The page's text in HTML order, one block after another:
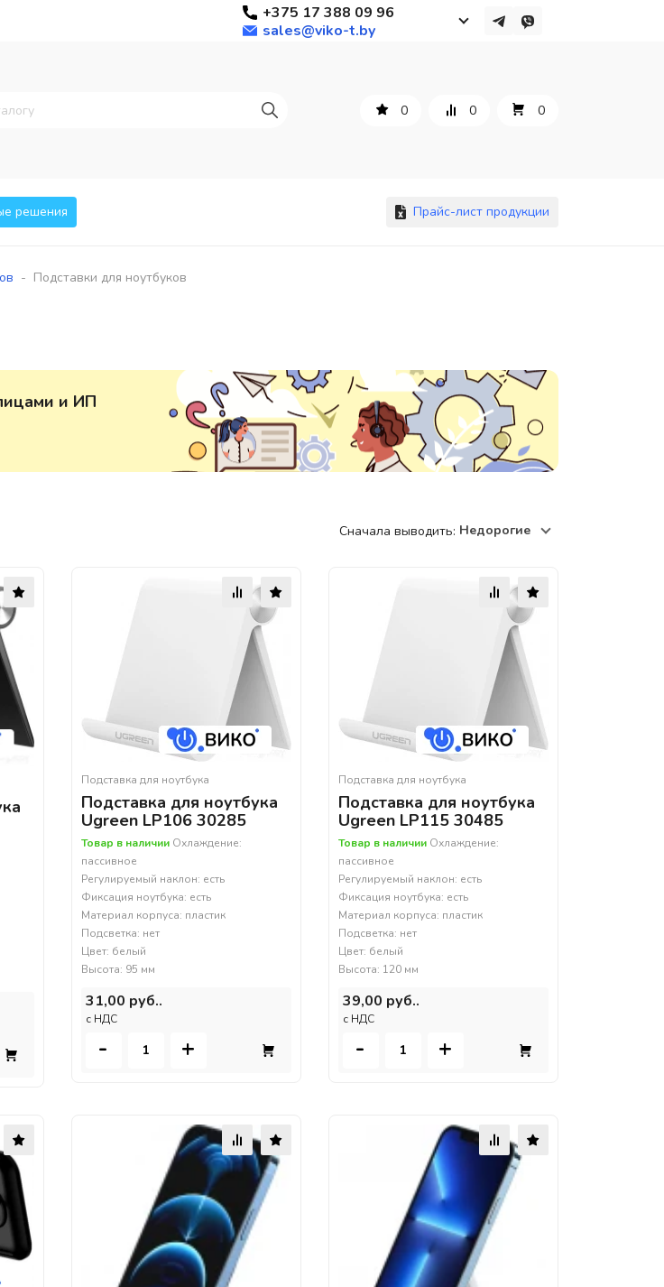
+375 17 388 09 96
sales@viko-t.by
+375 17 388 09 96
Контакты
220118, г. Минск, ул. Крупской, д.
17, пом. 38, оф. №1
0 0 0
решения Прайс-лист продукции
- Подставки для ноутбуков
и ИП
Сначала выводить: Недорогие
Подставка для ноутбука
Подставка для ноутбука
Ugreen LP106 30285
Товар в наличииОхлаждение:
пассивное
Регулируемый наклон: есть
Фиксация ноутбука: есть
Материал корпуса: пластик
Подсветка: нет
Цвет: белый
Высота: 95 мм
31,00 руб..
c НДС
- +
Подставка для ноутбука
Подставка для ноутбука
Ugreen LP115 30485
Товар в наличииОхлаждение:
пассивное
Регулируемый наклон: есть
Фиксация ноутбука: есть
Материал корпуса: пластик
Подсветка: нет
Цвет: белый
Высота: 120 мм
39,00 руб..
c НДС
- +